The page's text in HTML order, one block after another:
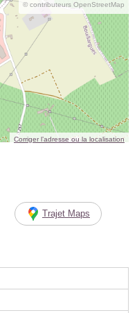
© contributeurs OpenStreetMap
Corriger l’adresse ou la localisation
Trajet Maps